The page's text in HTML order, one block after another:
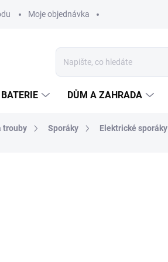
Moje objednávka
DŮM A ZAHRADA
trouby Sporáky Elektrické sporáky